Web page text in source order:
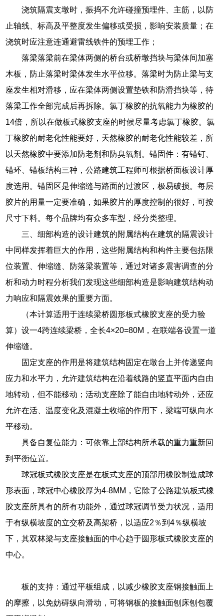
浇筑隔震支墩时，振捣不允许碰撞预埋件、主筋，以防
止轴线、标高及平整度发生偏移或受损，影响安装质量；在
浇筑时应注意连通避雷线铁件的预埋工作；
落梁落梁前在梁体两侧的桥台或桥墩挡块与梁体间加塞
木板，防止落梁时梁体发生水平位移。落梁时为防止梁与支
座发生相对滑移，应在梁体两侧设置垫铁和防滑挡块等，待
落梁工作全部完成后再拆除。氯丁橡胶的抗氧能力为橡胶的
14倍，所以在做板式橡胶支座的时候尽量考虑氯丁橡胶。氯
丁橡胶的耐老化性能要好，天然橡胶的耐老化性能较差，所
以天然橡胶中要添加防老剂和防臭氧剂。锚固件：有锚钉、
锚环、锚板结构三种，公路建筑工程师可根据桥面板设计厚
度选用。锚固区是伸缩缝与路面的过渡区，极易破损。每层
胶片的用量一定要准确，如果胶片的厚度控制的很好，可按
尺寸下料。每个品牌均有众多车型，经分类整理。
三、细部构造的设计建筑的附属结构在建筑的隔震设计
中同样发挥着巨大的作用，这些附属结构和构件主要包括限
位装置、伸缩缝、防落梁装置等，通过对诸多震害调查的分
析和动力时程分析我们发现这些细部构造是影响建筑结构动
力响应和隔震效果的重要方面。
（本计算适用于连续梁桥圆形板式橡胶支座的受力验
算）设一4跨连续梁桥，全长4×20=80M，在联端各设置一道
伸缩缝。
固定支座的作用是将建筑结构固定在墩台上并传递竖向
应力和水平力，允许建筑结构在沿着线路的竖直平面内自由
地转动，但不能移动；活动支座除了能自由地转动外，还应
允许在活、温度变化及混凝土收缩的作用下，梁端可纵向水
平移动。
具备自复位能力：可依靠上部结构所承载的重力重新回
到平衡位置。
球冠板式橡胶支座是在板式支座的顶部用橡胶制造成球
形表面，球冠中心橡胶厚为4-8MM，它除了公路建筑板式橡
胶支座所具有的所有功能外，通过球冠调节受力状况，适用
于有纵横坡度的立交桥及高架桥，以适应2％到4％纵横坡
下，其双林梁与支座接触面的中心趋于圆形板式橡胶支座的
中心。
板的支持：通过平板组成，以减少橡胶支座钢接触面上
的摩擦，以免妨碍纵向滑动，可将钢板的接触面刨床刨包覆